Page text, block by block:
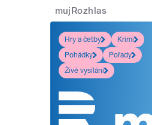
mujRozhlas
Hry a četby
Krimi
Pohádky
Pořady
Živé vysílání